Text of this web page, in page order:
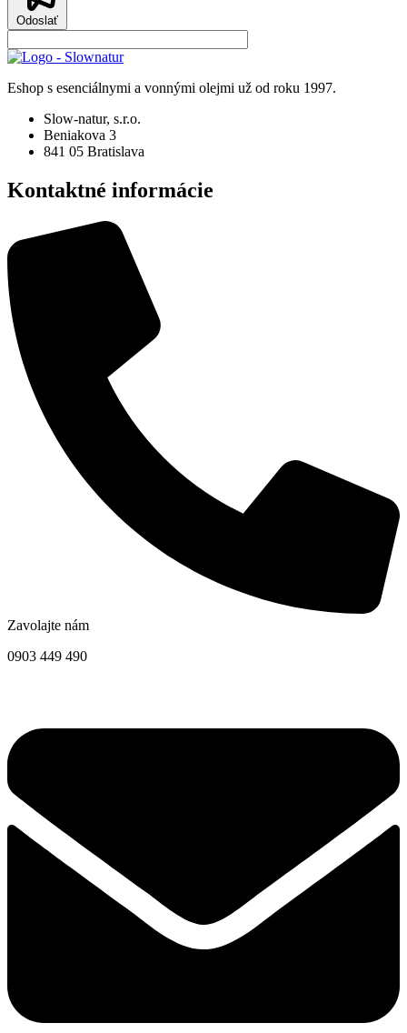
Odoslať
Eshop s esenciálnymi a vonnými olejmi už od roku 1997.
Slow-natur, s.r.o.
Beniakova 3
841 05 Bratislava
Kontaktné informácie
Zavolajte nám
0903 449 490